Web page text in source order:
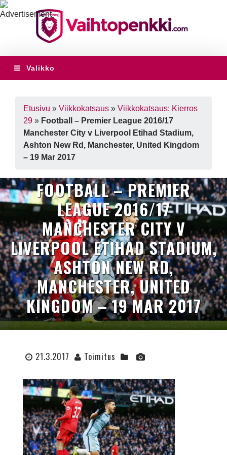
Valikko
Etusivu » Viikkokatsaus » Viikkokatsaus: Kierros
29 » Football – Premier League 2016/17
Manchester City v Liverpool Etihad Stadium,
Ashton New Rd, Manchester, United Kingdom
– 19 Mar 2017
FOOTBALL – PREMIER
LEAGUE 2016/17
MANCHESTER CITY V
LIVERPOOL ETIHAD STADIUM,
ASHTON NEW RD,
MANCHESTER, UNITED
KINGDOM – 19 MAR 2017
21.3.2017 Toimitus